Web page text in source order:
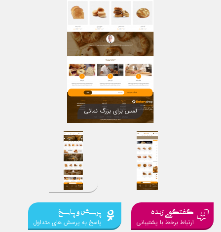
لمس برای بزرگ نمائی
گفتگوی زنده
ارتباط برخط با پشتیبانی
پرسش و پاسخ
پاسخ به پرسش های متداول